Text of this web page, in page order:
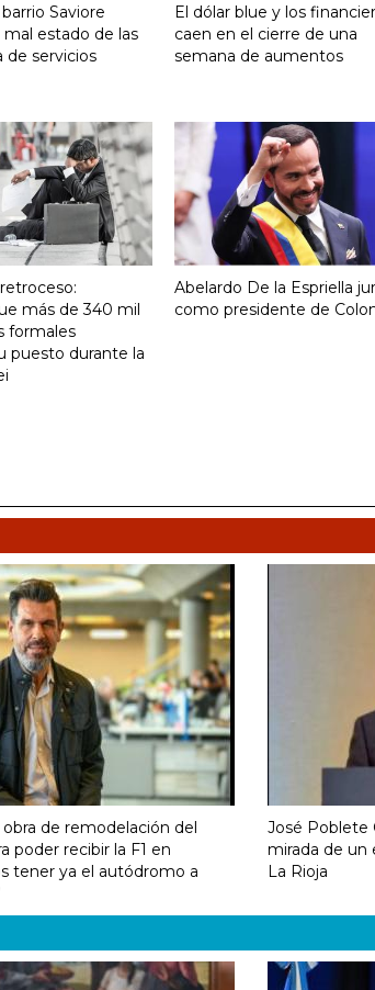
Saviore
estado de las
de servicios
El dólar blue y los
caen en el cierre de una
semana de aumentos
más de 340 mil
formales
puesto durante la
Abelardo De la Espriella
como presidente de
de remodelación del
poder recibir la F1 en
tener ya el autódromo a
José Poblete
mirada de un
La Rioja